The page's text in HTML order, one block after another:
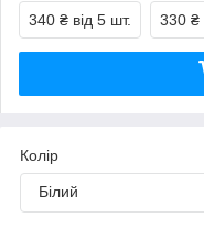
340 ₴ від 5 шт. 330 ₴
Колір
Білий